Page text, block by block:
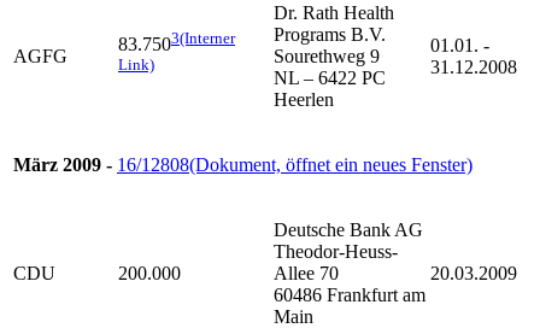
AGFG
83.7503(Interner
Link)
Dr. Rath Health
Programs B.V.
Sourethweg 9
NL – 6422 PC
Heerlen
01.01. -
31.12.2008
März 2009 - 16/12808(Dokument, öffnet ein neues Fenster)
CDU 200.000
Deutsche Bank AG
Theodor-Heuss-
Allee 70
60486 Frankfurt am
Main
20.03.2009